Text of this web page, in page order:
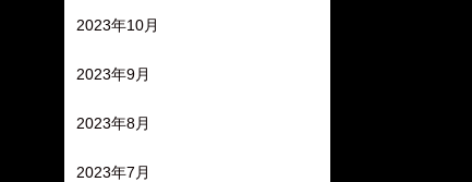
2023年10月
2023年9月
2023年8月
2023年7月